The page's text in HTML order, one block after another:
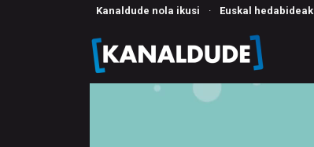
Kanaldude nola ikusi · Euskal hedabideak